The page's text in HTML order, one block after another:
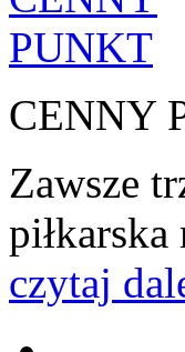
CENNY
Zawsze
piłkarska
czytaj